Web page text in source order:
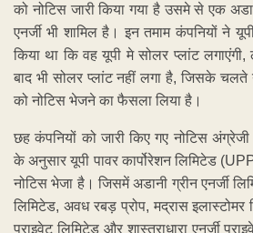
को नोटिस जारी किया गया है उसमे से एक
एनर्जी भी शामिल है। इन तमाम कंपनियों ने
किया था कि वह यूपी मे सोलर प्लांट
बाद भी सोलर प्लांट नहीं लगा है, जिसके चलते
को नोटिस भेजने का फैसला लिया है।
छह कंपनियों को जारी किए गए नोटिस
के अनुसार यूपी पावर कार्पोरेशन लिमिटेड
नोटिस भेजा है। जिसमें अडानी ग्रीन एनर्जी
लिमिटेड, अवध रबड़ प्रोप, मद्रास
प्राइवेट लिमिटेड और शास्त्राधारा एनर्जी